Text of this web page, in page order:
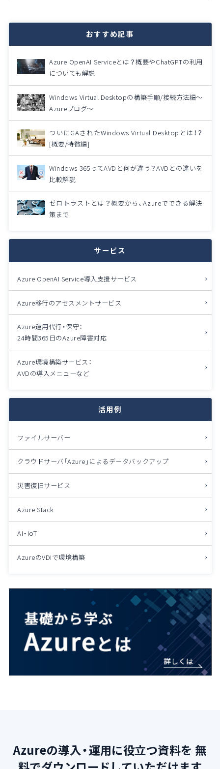
おすすめ記事
Azure OpenAI Serviceとは？概要やChatGPTの利用
についても解説
Windows Virtual Desktopの構築手順/接続方法編～
Azureブログ～
ついにGAされたWindows Virtual Desktopとは！？
[概要/特徴編]
Windows 365ってAVDと何が違う？AVDとの違いを
比較解説
ゼロトラストとは？概要から、Azureでできる解決
策まで
サービス
Azure OpenAI Service導入支援サービス
Azure移行のアセスメントサービス
Azure運用代行・保守：
24時間365日のAzure障害対応
Azure環境構築サービス：
AVDの導入メニューなど
活用例
ファイルサーバー
クラウドサーバ「Azure」によるデータバックアップ
災害復旧サービス
Azure Stack
AI・IoT
AzureのVDIで環境構築
Azureの導入・運用に役立つ資料を 無